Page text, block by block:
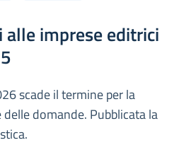
alle imprese editrici
scade il termine per la
domande. Pubblicata la